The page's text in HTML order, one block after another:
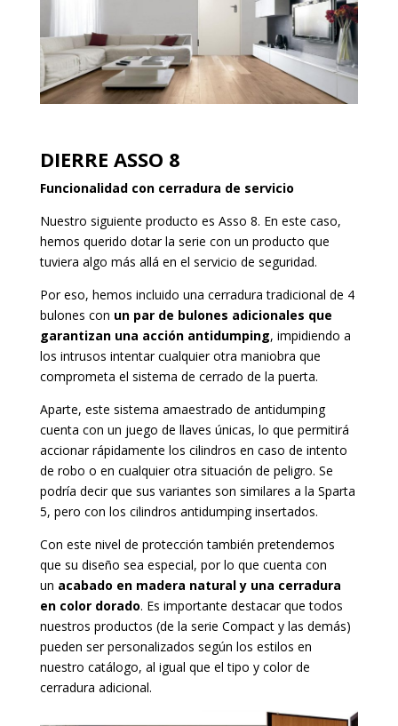
DIERRE ASSO 8
Funcionalidad con cerradura de servicio
Nuestro siguiente producto es Asso 8. En este caso,
hemos querido dotar la serie con un producto que
tuviera algo más allá en el servicio de seguridad.
Por eso, hemos incluido una cerradura tradicional de 4
bulones con un par de bulones adicionales que
garantizan una acción antidumping, impidiendo a
los intrusos intentar cualquier otra maniobra que
comprometa el sistema de cerrado de la puerta.
Aparte, este sistema amaestrado de antidumping
cuenta con un juego de llaves únicas, lo que permitirá
accionar rápidamente los cilindros en caso de intento
de robo o en cualquier otra situación de peligro. Se
podría decir que sus variantes son similares a la Sparta
5, pero con los cilindros antidumping insertados.
Con este nivel de protección también pretendemos
que su diseño sea especial, por lo que cuenta con
un acabado en madera natural y una cerradura
en color dorado. Es importante destacar que todos
nuestros productos (de la serie Compact y las demás)
pueden ser personalizados según los estilos en
nuestro catálogo, al igual que el tipo y color de
cerradura adicional.